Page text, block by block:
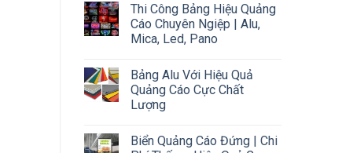
Thi Công Bảng Hiệu Quảng
Cáo Chuyên Ngiệp | Alu,
Mica, Led, Pano
Bảng Alu Với Hiệu Quả
Quảng Cáo Cực Chất
Lượng
Biển Quảng Cáo Đứng | Chi